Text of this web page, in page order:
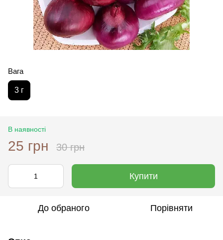
Вага
3 г
В наявності
25 грн 30 грн
Купити
До обраного Порівняти